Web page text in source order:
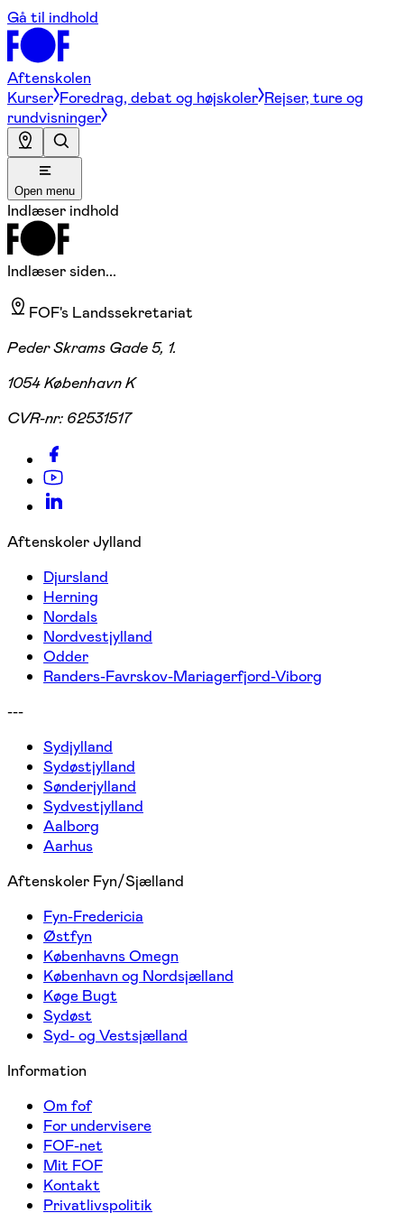
Gå til indhold
Aftenskolen
Kurser Foredrag, debat og højskoler Rejser, ture og
rundvisninger
Open menu
Indlæser indhold
Indlæser siden...
FOF's Landssekretariat
Peder Skrams Gade 5, 1.
1054 København K
CVR-nr: 62531517
Aftenskoler Jylland
Djursland
Herning
Nordals
Nordvestjylland
Odder
Randers-Favrskov-Mariagerfjord-Viborg
---
Sydjylland
Sydøstjylland
Sønderjylland
Sydvestjylland
Aalborg
Aarhus
Aftenskoler Fyn/Sjælland
Fyn-Fredericia
Østfyn
Københavns Omegn
København og Nordsjælland
Køge Bugt
Sydøst
Syd- og Vestsjælland
Information
Om fof
For undervisere
FOF-net
Mit FOF
Kontakt
Privatlivspolitik